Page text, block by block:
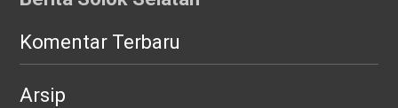
Komentar Terbaru
Arsip